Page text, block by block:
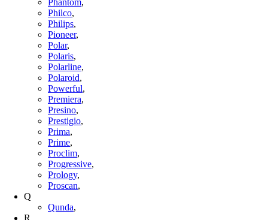
Philco,
Philips,
Pioneer,
Polar,
Polaris,
Polarline,
Polaroid,
Powerful,
Premiera,
Presino,
Prestigio,
Prima,
Prime,
Proclim,
Progressive,
Prology,
Proscan,
Q
Qunda,
R